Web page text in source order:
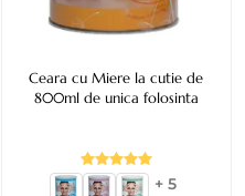
Ceara cu Miere la cutie de
800ml de unica folosinta
+ 5